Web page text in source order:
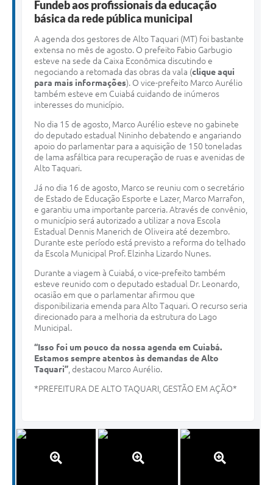
Fundeb aos profissionais da educação
básica da rede pública municipal
A agenda dos gestores de Alto Taquari (MT) foi bastante
extensa no mês de agosto. O prefeito Fabio Garbugio
esteve na sede da Caixa Econômica discutindo e
negociando a retomada das obras da vala (clique aqui
para mais informações). O vice-prefeito Marco Aurélio
também esteve em Cuiabá cuidando de inúmeros
interesses do município.
No dia 15 de agosto, Marco Aurélio esteve no gabinete
do deputado estadual Nininho debatendo e angariando
apoio do parlamentar para a aquisição de 150 toneladas
de lama asfáltica para recuperação de ruas e avenidas de
Alto Taquari.
Já no dia 16 de agosto, Marco se reuniu com o secretário
de Estado de Educação Esporte e Lazer, Marco Marrafon,
e garantiu uma importante parceria. Através de convênio,
o município será autorizado a utilizar a nova Escola
Estadual Dennis Manerich de Oliveira até dezembro.
Durante este período está previsto a reforma do telhado
da Escola Municipal Prof. Elzinha Lizardo Nunes.
Durante a viagem à Cuiabá, o vice-prefeito também
esteve reunido com o deputado estadual Dr. Leonardo,
ocasião em que o parlamentar afirmou que
disponibilizaria emenda para Alto Taquari. O recurso seria
direcionado para a melhoria da estrutura do Lago
Municipal.
“Isso foi um pouco da nossa agenda em Cuiabá.
Estamos sempre atentos às demandas de Alto
Taquari” , destacou Marco Aurélio.
*PREFEITURA DE ALTO TAQUARI, GESTÃO EM AÇÃO*